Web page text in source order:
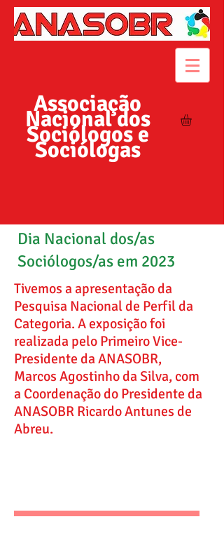
Associação
Nacional dos
Sociólogos e
Sociólogas
Dia Nacional dos/as
Sociólogos/as em 2023
Tivemos a apresentação da
Pesquisa Nacional de Perfil da
Categoria. A exposição foi
realizada pelo Primeiro Vice-
Presidente da ANASOBR,
Marcos Agostinho da Silva, com
a Coordenação do Presidente da
ANASOBR Ricardo Antunes de
Abreu.